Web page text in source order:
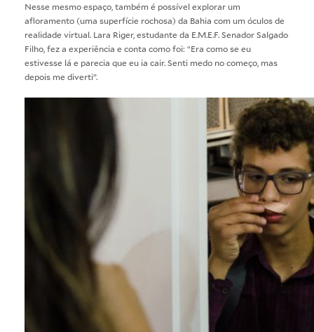
Nesse mesmo espaço, também é possível explorar um
afloramento (uma superfície rochosa) da Bahia com um óculos de
realidade virtual. Lara Riger, estudante da E.M.E.F. Senador Salgado
Filho, fez a experiência e conta como foi: “Era como se eu
estivesse lá e parecia que eu ia cair. Senti medo no começo, mas
depois me diverti”.